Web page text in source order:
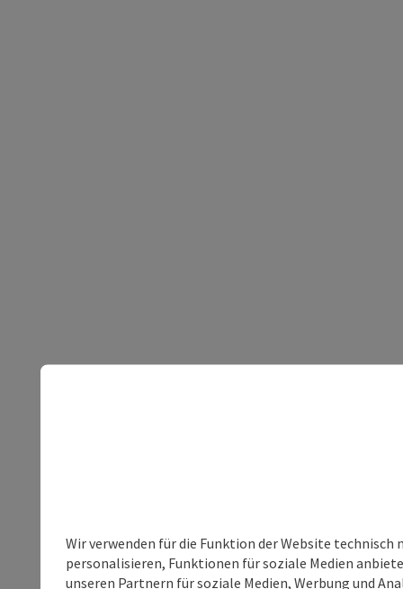
Wir verwenden für die Funktion der Website
personalisieren, Funktionen für soziale Medien
unseren Partnern für soziale Medien, Werbung und